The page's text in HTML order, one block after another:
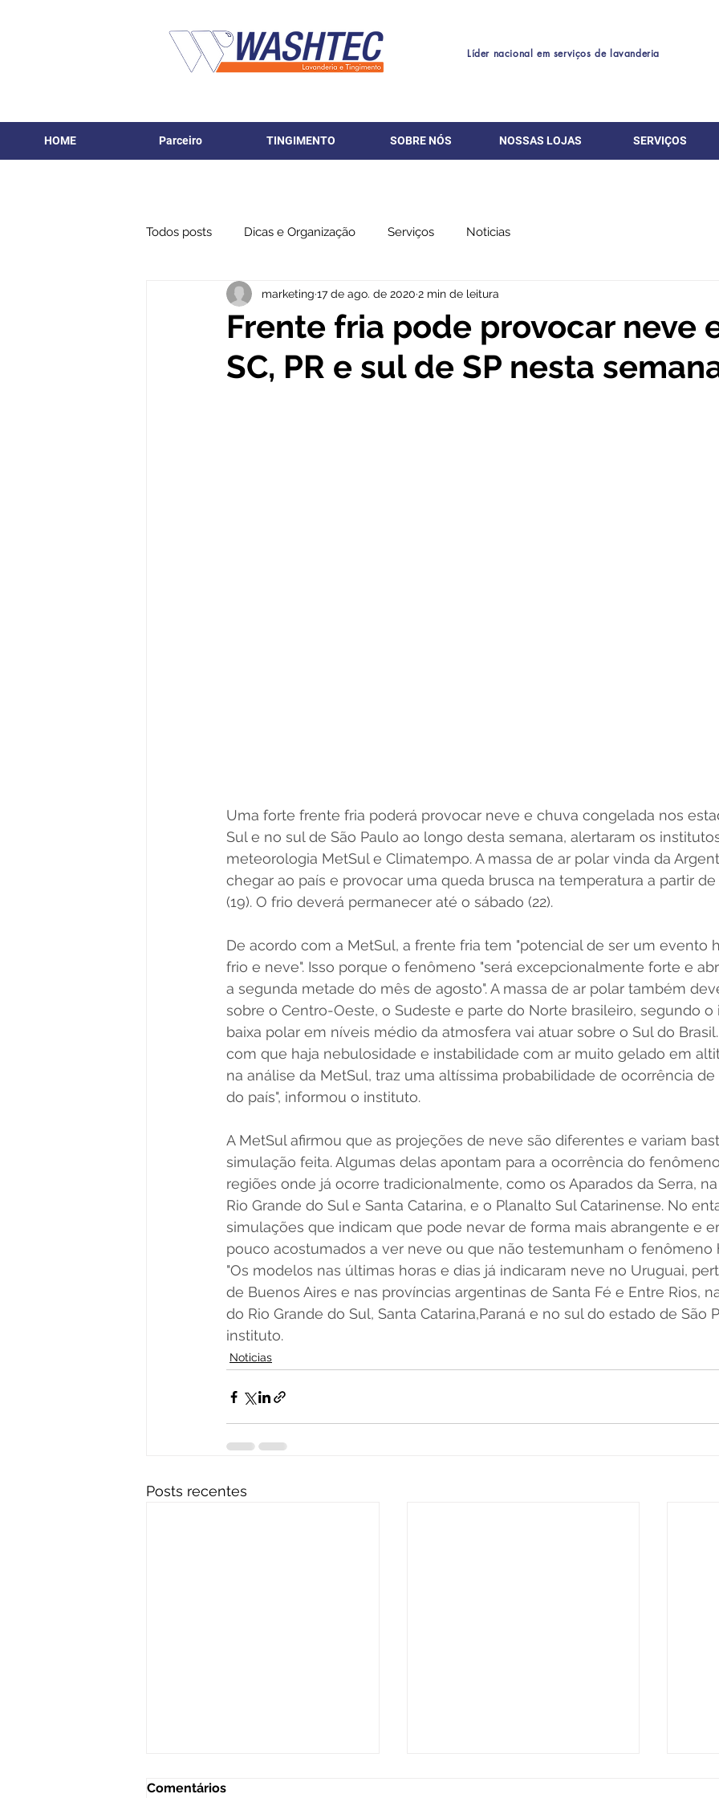
Líder nacional em serviços de lavanderia
HOME Parceiro TINGIMENTO SOBRE NÓS NOSSAS LOJAS SERVIÇOS
Todos posts Dicas e Organização Serviços Noticias
Frente fria pode provocar neve
SC, PR e sul de SP nesta
marketing 17 de ago. de 2020 2 min de leitura
Uma forte frente fria poderá provocar neve e chuva congelada nos
Sul e no sul de São Paulo ao longo desta semana, alertaram os
meteorologia MetSul e Climatempo. A massa de ar polar vinda da
chegar ao país e provocar uma queda brusca na temperatura a partir
(19). O frio deverá permanecer até o sábado (22).
De acordo com a MetSul, a frente fria tem "potencial de ser um evento
frio e neve". Isso porque o fenômeno "será excepcionalmente forte e
a segunda metade do mês de agosto". A massa de ar polar também
sobre o Centro-Oeste, o Sudeste e parte do Norte brasileiro, segundo
baixa polar em níveis médio da atmosfera vai atuar sobre o Sul do
com que haja nebulosidade e instabilidade com ar muito gelado em
na análise da MetSul, traz uma altíssima probabilidade de ocorrência
do país", informou o instituto.
A MetSul afirmou que as projeções de neve são diferentes e variam
simulação feita. Algumas delas apontam para a ocorrência do
regiões onde já ocorre tradicionalmente, como os Aparados da Serra,
Rio Grande do Sul e Santa Catarina, e o Planalto Sul Catarinense. No
simulações que indicam que pode nevar de forma mais abrangente e
pouco acostumados a ver neve ou que não testemunham o fenômeno
"Os modelos nas últimas horas e dias já indicaram neve no Uruguai,
de Buenos Aires e nas províncias argentinas de Santa Fé e Entre Rios,
do Rio Grande do Sul, Santa Catarina,Paraná e no sul do estado de São
instituto.
Noticias
Posts recentes
Comentários